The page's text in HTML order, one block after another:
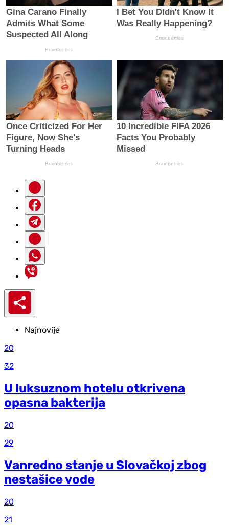
Najnovije
20
32
U luksuznom hotelu otkrivena
opasna bakterija
20
29
Vanredno stanje u Slovačkoj zbog
nestašice vode
20
21